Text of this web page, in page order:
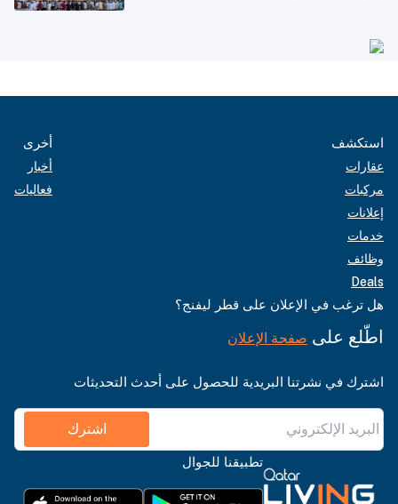
استكشف
عقارات
مركبات
إعلانات
خدمات
وظائف
Deals
أخرى
أخبار
فعاليات
هل ترغب في الإعلان على قطر ليفنج؟
اطّلع على صفحة الإعلان
اشترك في نشرتنا البريدية للحصول على أحدث التحديثات
اشترك
تطبيقنا للجوال